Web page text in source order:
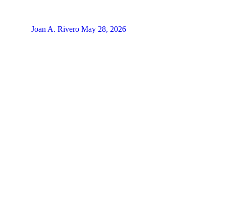
Joan A. Rivero May 28, 2026